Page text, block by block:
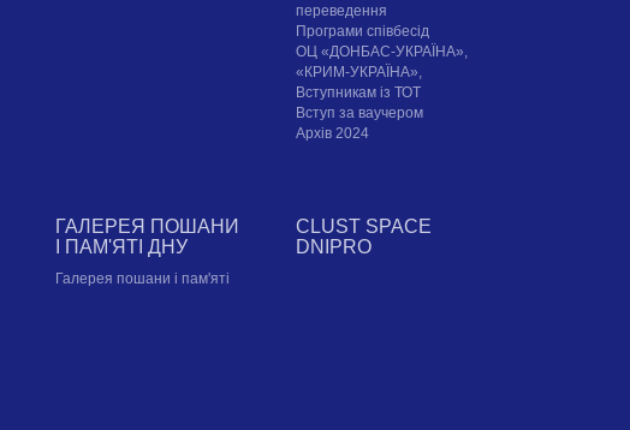
переведення
Програми співбесід
ОЦ «ДОНБАС-УКРАЇНА»,
«КРИМ-УКРАЇНА»,
Вступникам із ТОТ
Вступ за ваучером
Архів 2024
ГАЛЕРЕЯ ПОШАНИ
І ПАМ'ЯТІ ДНУ
Галерея пошани і пам'яті
CLUST SPACE
DNIPRO